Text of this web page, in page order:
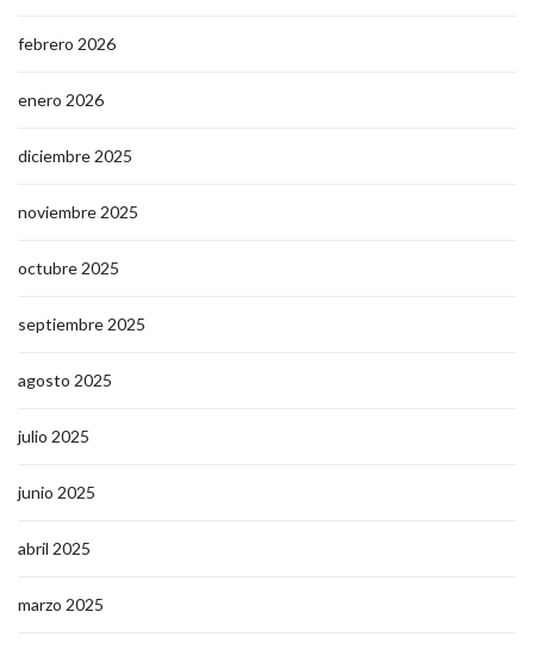
febrero 2026
enero 2026
diciembre 2025
noviembre 2025
octubre 2025
septiembre 2025
agosto 2025
julio 2025
junio 2025
abril 2025
marzo 2025